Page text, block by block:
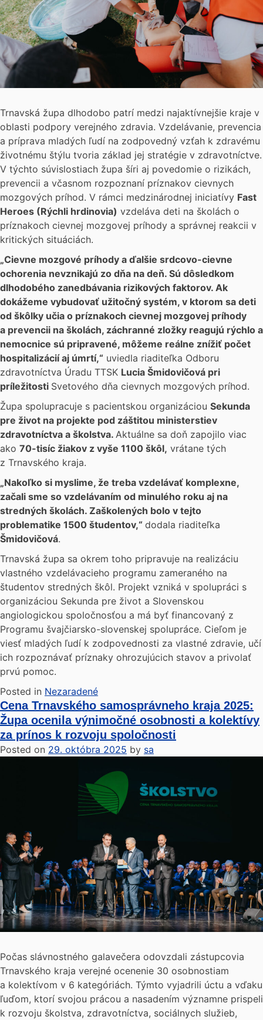
Trnavská župa dlhodobo patrí medzi najaktívnejšie kraje v
oblasti podpory verejného zdravia. Vzdelávanie, prevencia
a príprava mladých ľudí na zodpovedný vzťah k zdravému
životnému štýlu tvoria základ jej stratégie v zdravotníctve.
V týchto súvislostiach župa šíri aj povedomie o rizikách,
prevencii a včasnom rozpoznaní príznakov cievnych
mozgových príhod. V rámci medzinárodnej iniciatívy Fast
Heroes (Rýchli hrdinovia) vzdeláva deti na školách o
príznakoch cievnej mozgovej príhody a správnej reakcii v
kritických situáciách.
„Cievne mozgové príhody a ďalšie srdcovo-cievne
ochorenia nevznikajú zo dňa na deň. Sú dôsledkom
dlhodobého zanedbávania rizikových faktorov. Ak
dokážeme vybudovať užitočný systém, v ktorom sa deti
od škôlky učia o príznakoch cievnej mozgovej príhody
a prevencii na školách, záchranné zložky reagujú rýchlo a
nemocnice sú pripravené, môžeme reálne znížiť počet
hospitalizácií aj úmrtí,“ uviedla riaditeľka Odboru
zdravotníctva Úradu TTSK Lucia Šmidovičová pri
príležitosti Svetového dňa cievnych mozgových príhod.
Župa spolupracuje s pacientskou organizáciou Sekunda
pre život na projekte pod záštitou ministerstiev
zdravotníctva a školstva. Aktuálne sa doň zapojilo viac
ako 70-tisíc žiakov z vyše 1100 škôl, vrátane tých
z Trnavského kraja.
„Nakoľko si myslime, že treba vzdelávať komplexne,
začali sme so vzdelávaním od minulého roku aj na
stredných školách. Zaškolených bolo v tejto
problematike 1500 študentov,“ dodala riaditeľka
Šmidovičová.
Trnavská župa sa okrem toho pripravuje na realizáciu
vlastného vzdelávacieho programu zameraného na
študentov stredných škôl. Projekt vzniká v spolupráci s
organizáciou Sekunda pre život a Slovenskou
angiologickou spoločnosťou a má byť financovaný z
Programu švajčiarsko-slovenskej spolupráce. Cieľom je
viesť mladých ľudí k zodpovednosti za vlastné zdravie, učí
ich rozpoznávať príznaky ohrozujúcich stavov a privolať
prvú pomoc.
Posted in Nezaradené
Cena Trnavského samosprávneho kraja 2025:
Župa ocenila výnimočné osobnosti a kolektívy
za prínos k rozvoju spoločnosti
Posted on 29. októbra 2025 by sa
Počas slávnostného galavečera odovzdali zástupcovia
Trnavského kraja verejné ocenenie 30 osobnostiam
a kolektívom v 6 kategóriách. Týmto vyjadrili úctu a vďaku
ľuďom, ktorí svojou prácou a nasadením významne prispeli
k rozvoju školstva, zdravotníctva, sociálnych služieb,